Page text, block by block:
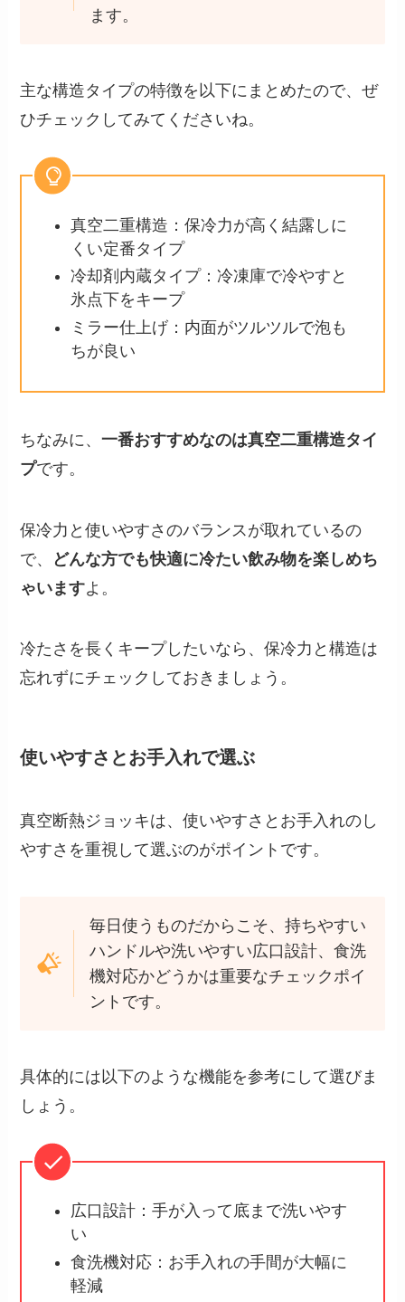
ます。
主な構造タイプの特徴を以下にまとめたので、ぜ
ひチェックしてみてくださいね。
真空二重構造：保冷力が高く結露しに
くい定番タイプ
冷却剤内蔵タイプ：冷凍庫で冷やすと
氷点下をキープ
ミラー仕上げ：内面がツルツルで泡も
ちが良い
ちなみに、一番おすすめなのは真空二重構造タイ
プです。
保冷力と使いやすさのバランスが取れているの
で、
どんな方でも快適に冷たい飲み物を楽しめち
ゃいますよ。
冷たさを長くキープしたいなら、保冷力と構造は
忘れずにチェックしておきましょう。
使いやすさとお手入れで選ぶ
真空断熱ジョッキは、使いやすさとお手入れのし
やすさを重視して選ぶのがポイントです。
毎日使うものだからこそ、持ちやすい
ハンドルや洗いやすい広口設計、食洗
機対応かどうかは重要なチェックポイ
ントです。
具体的には以下のような機能を参考にして選びま
しょう。
広口設計：手が入って底まで洗いやす
い
食洗機対応：お手入れの手間が大幅に
軽減